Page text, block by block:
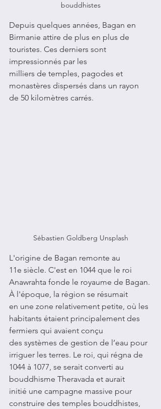
bouddhistes
Depuis quelques années, Bagan en
Birmanie attire de plus en plus de
touristes. Ces derniers sont
impressionnés par les
milliers de temples, pagodes et
monastères dispersés dans un rayon
de 50 kilomètres carrés.
Sébastien Goldberg Unsplash
L'origine de Bagan remonte au
11e siècle. C'est en 1044 que le roi
Anawrahta fonde le royaume de Bagan.
À l'époque, la région se résumait
en une zone relativement petite, où les
habitants étaient principalement des
fermiers qui avaient conçu
des systèmes de gestion de l’eau pour
irriguer les terres. Le roi, qui régna de
1044 à 1077, se serait converti au
bouddhisme Theravada et aurait
initié une campagne massive pour
construire des temples bouddhistes,